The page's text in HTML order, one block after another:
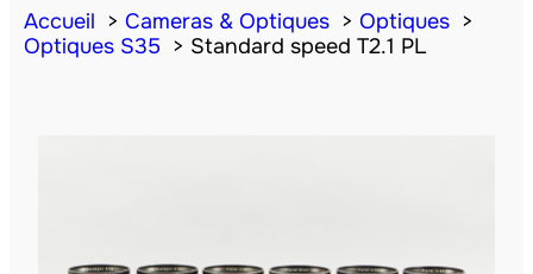
Accueil Cameras & Optiques
Optiques
Optiques S35
Standard speed T2.1 PL